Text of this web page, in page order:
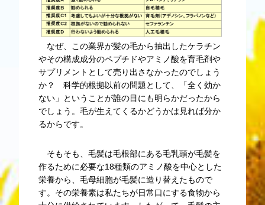
なぜ、この業界が髪の毛から抽出したケラチン
やその構成成分のペプチドやアミノ酸を育毛剤や
サプリメントとして売り出さなかったのでしょう
か？ 科学的根拠以前の問題として、「全く効か
ない」ということが誰の目にも明らかだったから
でしょう。毛が生えてくるかどうかは見れば分か
るからです。
そもそも、毛髪は毛根部にある毛乳頭が毛髪を
作るために必要な18種類のアミノ酸を中心とした
栄養から、毛母細胞が毛髪に造り替えたもので
す。その栄養素は私たちが日常口にする食物から